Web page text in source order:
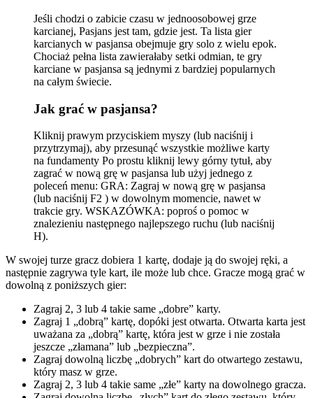
Jeśli chodzi o zabicie czasu w jednoosobowej grze
karcianej, Pasjans jest tam, gdzie jest. Ta lista gier
karcianych w pasjansa obejmuje gry solo z wielu epok.
Chociaż pełna lista zawierałaby setki odmian, te gry
karciane w pasjansa są jednymi z bardziej popularnych
na całym świecie.
Jak grać w pasjansa?
Kliknij prawym przyciskiem myszy (lub naciśnij i
przytrzymaj), aby przesunąć wszystkie możliwe karty
na fundamenty Po prostu kliknij lewy górny tytuł, aby
zagrać w nową grę w pasjansa lub użyj jednego z
poleceń menu: GRA: Zagraj w nową grę w pasjansa
(lub naciśnij F2 ) w dowolnym momencie, nawet w
trakcie gry. WSKAZÓWKA: poproś o pomoc w
znalezieniu następnego najlepszego ruchu (lub naciśnij
H).
W swojej turze gracz dobiera 1 kartę, dodaje ją do swojej ręki, a
następnie zagrywa tyle kart, ile może lub chce. Gracze mogą grać w
dowolną z poniższych gier:
Zagraj 2, 3 lub 4 takie same „dobre” karty.
Zagraj 1 „dobrą” kartę, dopóki jest otwarta. Otwarta karta jest
uważana za „dobrą” kartę, która jest w grze i nie została
jeszcze „złamana” lub „bezpieczna”.
Zagraj dowolną liczbę „dobrych” kart do otwartego zestawu,
który masz w grze.
Zagraj 2, 3 lub 4 takie same „złe” karty na dowolnego gracza.